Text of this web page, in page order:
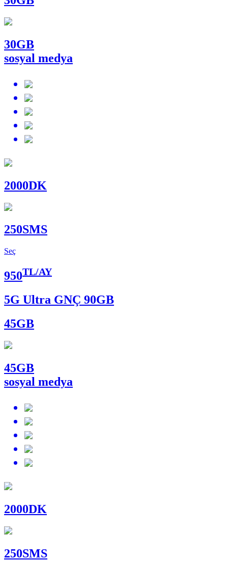
30GB
sosyal medya
2000DK
250SMS
Seç
950TL/AY
5G Ultra GNÇ 90GB
45GB
45GB
sosyal medya
2000DK
250SMS